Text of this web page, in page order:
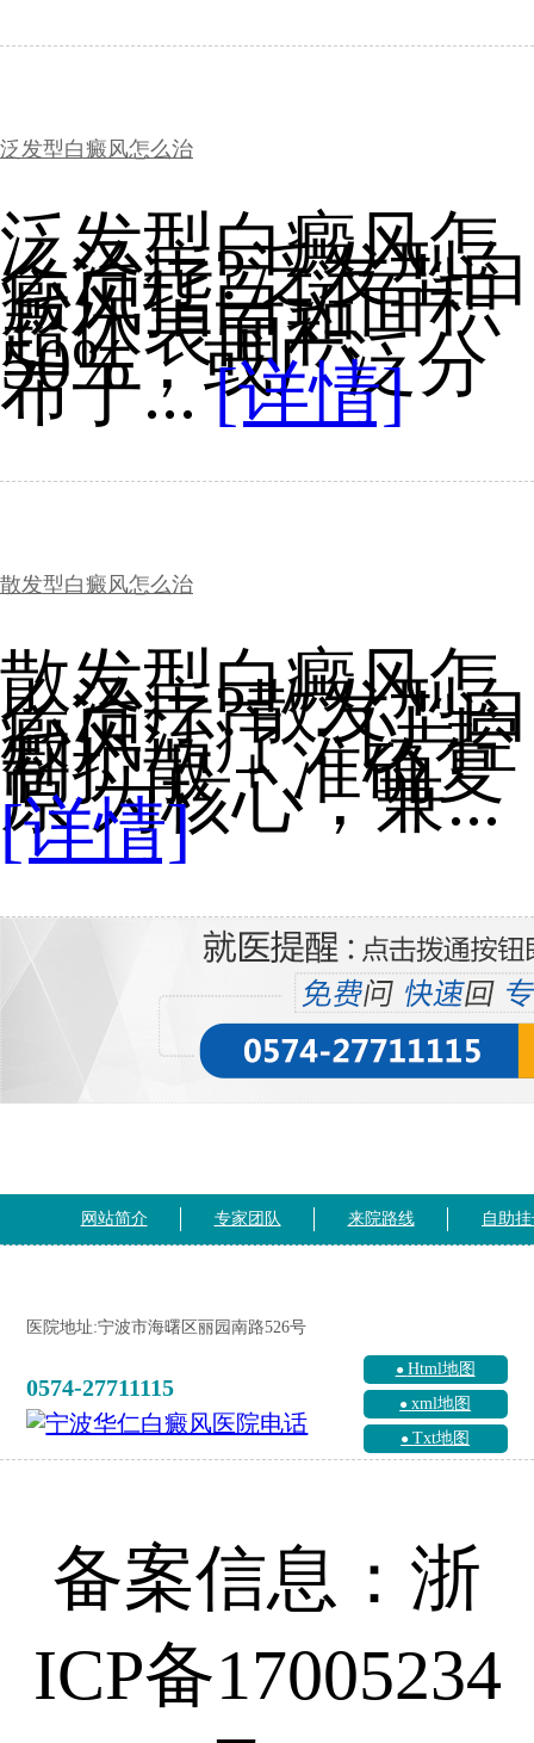
泛发型白癜风怎么治
泛发型白癜风怎
么治疗?泛发型白
癜风指白斑面积
超体表面积
50%，或广泛分
布于...[详情]
散发型白癜风怎么治
散发型白癜风怎
么治疗?散发型白
癜风治疗：以 控
制扩散 + 准确复
原 为核心，兼...
[详情]
网站简介 专家团队 来院路线 自助
医院地址:宁波市海曙区丽园南路526号
0574-27711115
Html地图
xml地图
Txt地图
备案信息：浙
ICP备17005234